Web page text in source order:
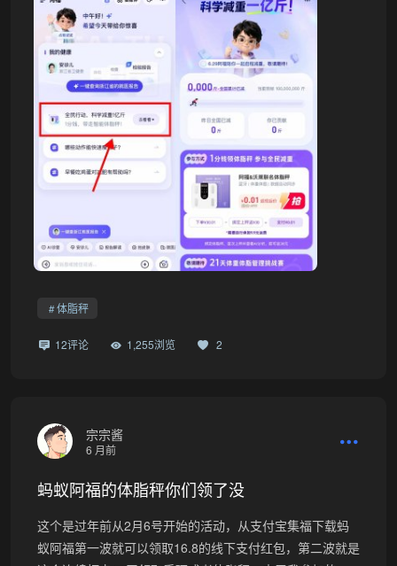
体脂秤
12评论 1,255浏览 2
宗宗酱
6 月前
蚂蚁阿福的体脂秤你们领了没
这个是过年前从2月6号开始的活动，从支付宝集福下载蚂
蚁阿福第一波就可以领取16.8的线下支付红包，第二波就是